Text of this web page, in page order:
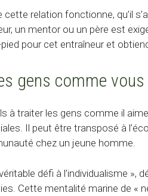
cette relation fonctionne, qu’il
un mentor ou un père est
pour cet entraîneur et
gens comme
à traiter les gens comme il
Il peut être transposé à
chez un jeune homme.
défi à l’individualisme »,
Cette mentalité marine de «